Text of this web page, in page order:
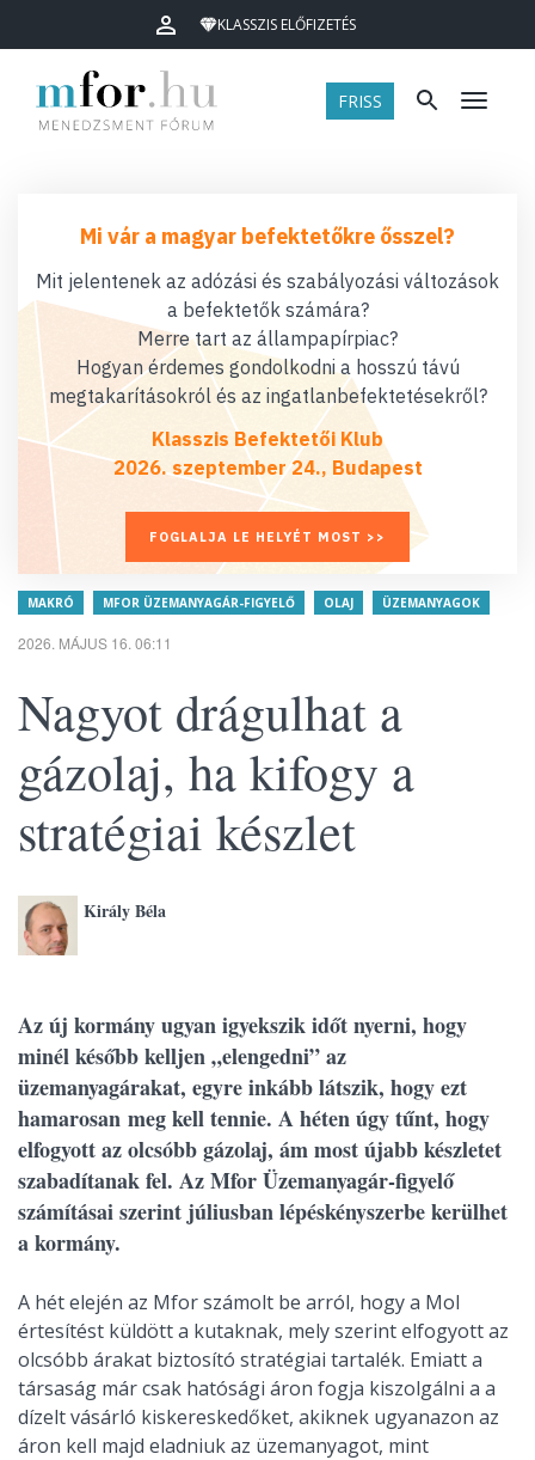
KLASSZIS ELŐFIZETÉS
FRISS Menü
Mi vár a magyar befektetőkre ősszel?
Mit jelentenek az adózási és szabályozási változások
a befektetők számára?
Merre tart az állampapírpiac?
Hogyan érdemes gondolkodni a hosszú távú
megtakarításokról és az ingatlanbefektetésekről?
Klasszis Befektetői Klub
2026. szeptember 24., Budapest
FOGLALJA LE HELYÉT MOST >>
MAKRÓ MFOR ÜZEMANYAGÁR-FIGYELŐ OLAJ ÜZEMANYAGOK
2026. MÁJUS 16. 06:11
Nagyot drágulhat a
gázolaj, ha kifogy a
stratégiai készlet
Király Béla
Az új kormány ugyan igyekszik időt nyerni, hogy
minél később kelljen „elengedni” az
üzemanyagárakat, egyre inkább látszik, hogy ezt
hamarosan meg kell tennie. A héten úgy tűnt, hogy
elfogyott az olcsóbb gázolaj, ám most újabb készletet
szabadítanak fel. Az Mfor Üzemanyagár-figyelő
számításai szerint júliusban lépéskényszerbe kerülhet
a kormány.
A hét elején az Mfor számolt be arról, hogy a Mol
értesítést küldött a kutaknak, mely szerint elfogyott az
olcsóbb árakat biztosító stratégiai tartalék. Emiatt a
társaság már csak hatósági áron fogja kiszolgálni a a
dízelt vásárló kiskereskedőket, akiknek ugyanazon az
áron kell majd eladniuk az üzemanyagot, mint